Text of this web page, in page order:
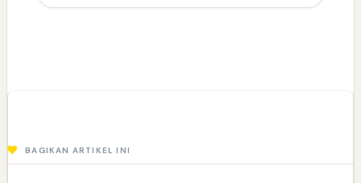
BAGIKAN ARTIKEL INI